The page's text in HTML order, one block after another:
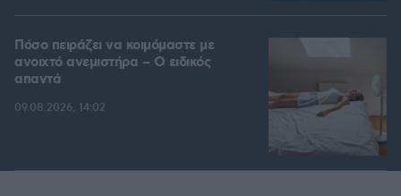
Πόσο πειράζει να κοιμόμαστε με
ανοιχτό ανεμιστήρα – Ο ειδικός
απαντά
09.08.2026, 14:02